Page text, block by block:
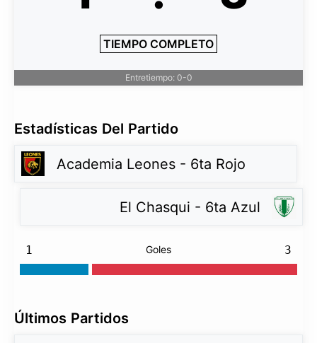
TIEMPO COMPLETO
Entretiempo: 0-0
Estadísticas Del Partido
Academia Leones - 6ta Rojo
El Chasqui - 6ta Azul
1 Goles 3
Últimos Partidos